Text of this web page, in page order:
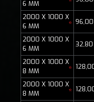
6 MM
*
2000 X 1000 X
6 MM
* 96,00
2000 X 1000 X
6 MM
32,80
2000 X 1000 X
8 MM
*
2000 X 1000 X
8 MM
*